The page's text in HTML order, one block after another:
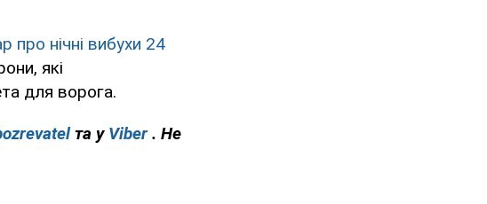
про нічні вибухи 24
які
для ворога.
та у Viber . Не